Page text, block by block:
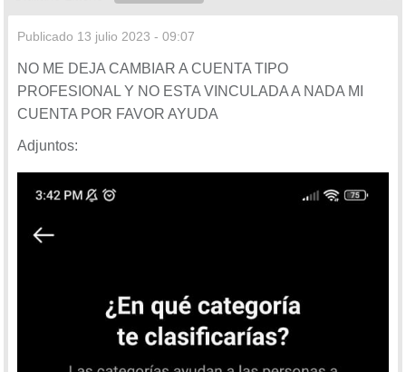
Publicado 13 julio 2023 - 09:07
NO ME DEJA CAMBIAR A CUENTA TIPO
PROFESIONAL Y NO ESTA VINCULADA A NADA MI
CUENTA POR FAVOR AYUDA
Adjuntos: